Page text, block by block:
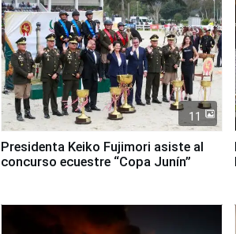
11
Presidenta Keiko Fujimori asiste al
concurso ecuestre “Copa Junín”